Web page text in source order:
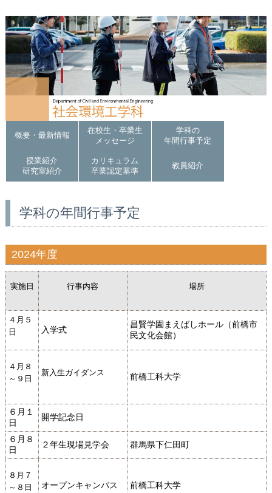
概要・最新情報
在校生・卒業生
メッセージ
学科の
年間行事予定
授業紹介
研究室紹介
カリキュラム
卒業認定基準
教員紹介
学科の年間行事予定
2024年度
実施日 行事内容 場所
４月５
日
入学式
昌賢学園まえばしホール（前橋市
民文化会館）
４月８
～９ 日
新入生ガイダンス 前橋工科大学
６月１
日
開学記念日
６月８
日
２年生現場見学会 群馬県下仁田町
８月７
～８日
オープンキャンパス 前橋工科大学